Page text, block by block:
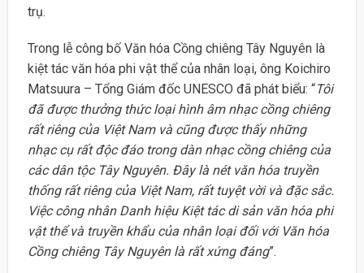
trụ.
Trong lễ công bố Văn hóa Cồng chiêng Tây Nguyên là
kiệt tác văn hóa phi vật thể của nhân loại, ông Koichiro
Matsuura – Tổng Giám đốc UNESCO đã phát biểu: “Tôi
đã được thưởng thức loại hình âm nhạc cồng chiêng
rấtriêng của Việt Nam và cũng được thấy những
nhạc cụ rất độc đáo trong dàn nhạc cồng chiêng của
các dân tộc Tây Nguyên. Đây là nét văn hóa truyền
thống rất riêng của Việt Nam, rất tuyệt vời và đặc sắc.
Việc công nhân Danh hiệu Kiệt tác di sản văn hóa phi
vật thể và truyền khẩu của nhân loại đối với Văn hóa
Cồng chiêng Tây Nguyên là rất xứng đáng”.